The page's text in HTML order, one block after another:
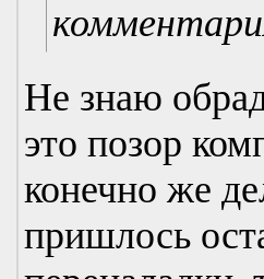
Не знаю
это позор
конечно же
пришлось